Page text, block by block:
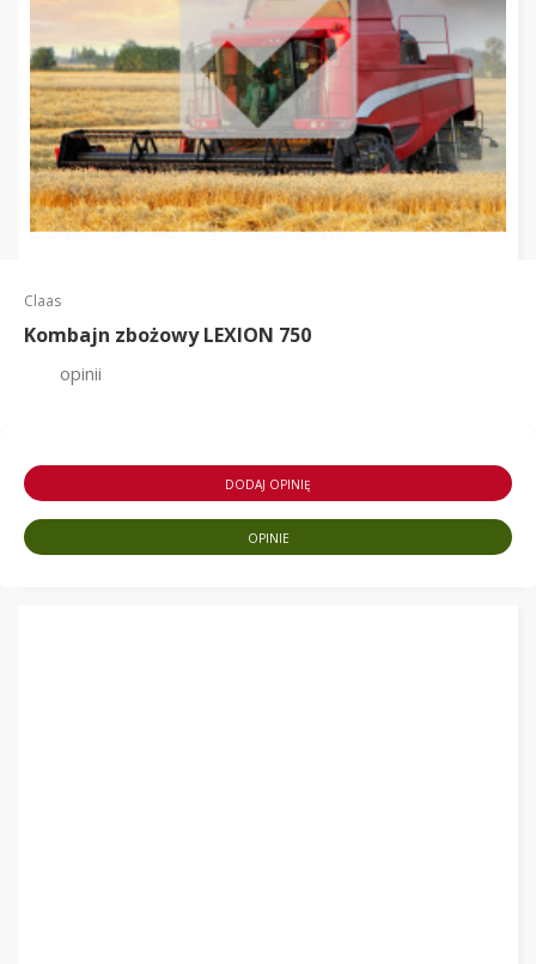
Claas
Kombajn zbożowy LEXION 750
opinii
DODAJ OPINIĘ
OPINIE